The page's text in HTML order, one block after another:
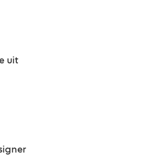
uit